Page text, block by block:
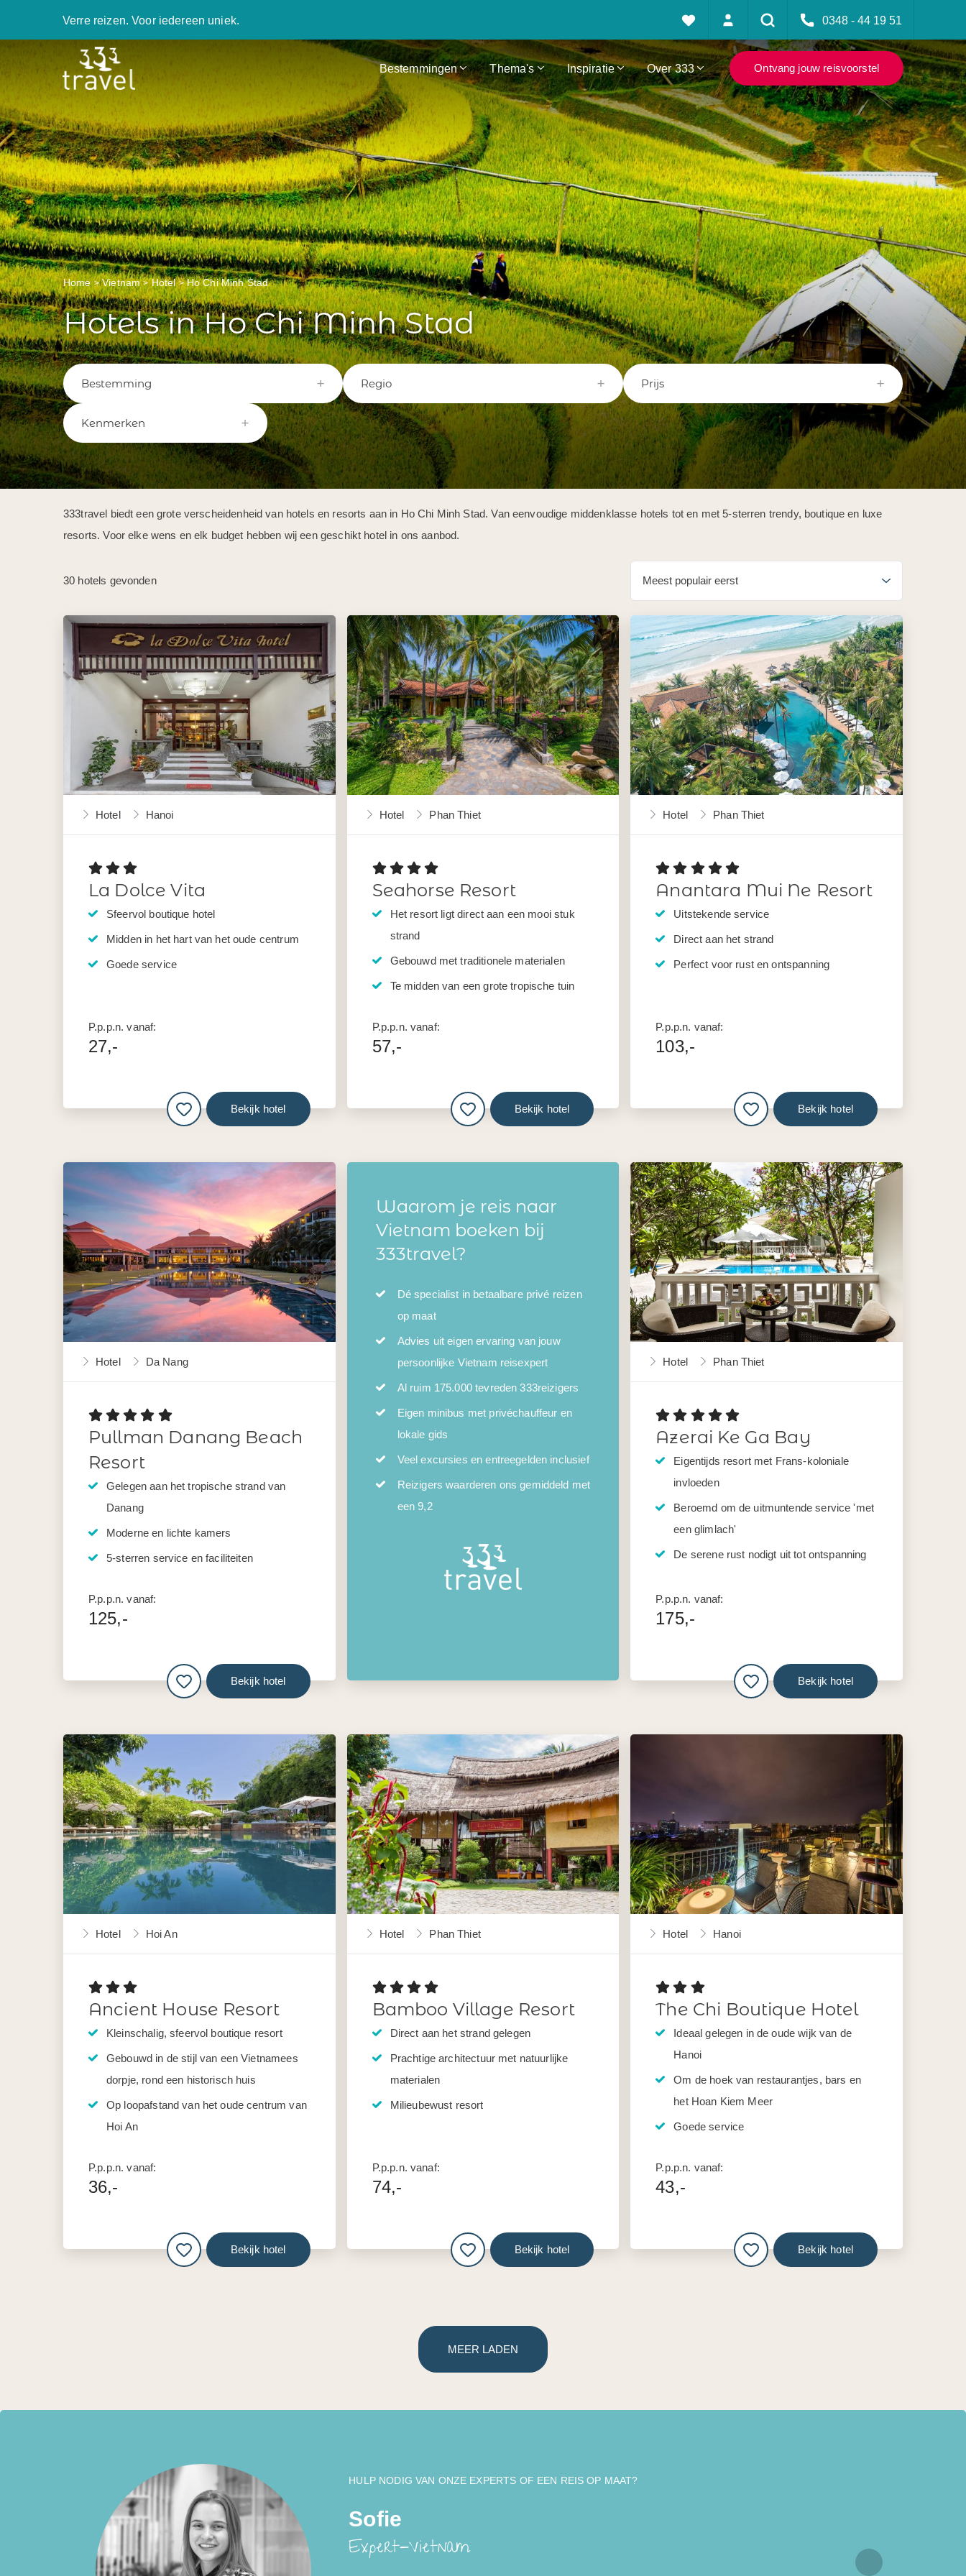
Verre reizen. Voor iedereen uniek. 0348 - 44 19 51
Bestemmingen Thema's Inspiratie Over 333 Ontvang jouw reisvoorstel
Home Vietnam Hotel Ho Chi Minh Stad
Hotels in Ho Chi Minh Stad
Bestemming Regio Prijs
Kenmerken
333travel biedt een grote verscheidenheid van hotels en resorts aan in Ho Chi Minh Stad. Van eenvoudige middenklasse hotels tot en met 5-sterren trendy, boutique en luxe
resorts. Voor elke wens en elk budget hebben wij een geschikt hotel in ons aanbod.
30 hotels gevonden
Hotel Hanoi
La Dolce Vita
Sfeervol boutique hotel
Midden in het hart van het oude centrum
Goede service
P.p.p.n. vanaf:
27,-
Bekijk hotel
Hotel Phan Thiet
Seahorse Resort
Het resort ligt direct aan een mooi stuk
strand
Gebouwd met traditionele materialen
Te midden van een grote tropische tuin
P.p.p.n. vanaf:
57,-
Bekijk hotel
Hotel Phan Thiet
Anantara Mui Ne Resort
Uitstekende service
Direct aan het strand
Perfect voor rust en ontspanning
P.p.p.n. vanaf:
103,-
Bekijk hotel
Hotel Da Nang
Pullman Danang Beach
Resort
Gelegen aan het tropische strand van
Danang
Moderne en lichte kamers
5-sterren service en faciliteiten
P.p.p.n. vanaf:
125,-
Bekijk hotel
Waarom je reis naar
Vietnam boeken bij
333travel?
Dé specialist in betaalbare privé reizen
op maat
Advies uit eigen ervaring van jouw
persoonlijke Vietnam reisexpert
Al ruim 175.000 tevreden 333reizigers
Eigen minibus met privéchauffeur en
lokale gids
Veel excursies en entreegelden inclusief
Reizigers waarderen ons gemiddeld met
een 9,2
Hotel Phan Thiet
Azerai Ke Ga Bay
Eigentijds resort met Frans-koloniale
invloeden
Beroemd om de uitmuntende service 'met
een glimlach'
De serene rust nodigt uit tot ontspanning
P.p.p.n. vanaf:
175,-
Bekijk hotel
Hotel Hoi An
Ancient House Resort
Kleinschalig, sfeervol boutique resort
Gebouwd in de stijl van een Vietnamees
dorpje, rond een historisch huis
Op loopafstand van het oude centrum van
Hoi An
P.p.p.n. vanaf:
36,-
Bekijk hotel
Hotel Phan Thiet
Bamboo Village Resort
Direct aan het strand gelegen
Prachtige architectuur met natuurlijke
materialen
Milieubewust resort
P.p.p.n. vanaf:
74,-
Bekijk hotel
Hotel Hanoi
The Chi Boutique Hotel
Ideaal gelegen in de oude wijk van de
Hanoi
Om de hoek van restaurantjes, bars en
het Hoan Kiem Meer
Goede service
P.p.p.n. vanaf:
43,-
Bekijk hotel
MEER LADEN
HULP NODIG VAN ONZE EXPERTS OF EEN REIS OP MAAT?
Sofie
Expert-Vietnam